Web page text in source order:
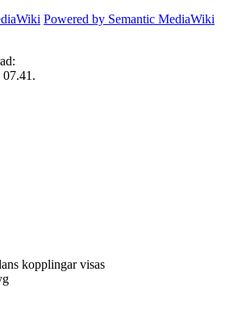
Powered by Semantic MediaWiki
kopplingar visas